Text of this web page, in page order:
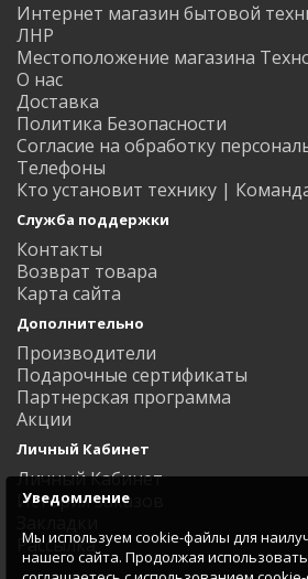
Интернет магазин бытовой
ЛНР
Местоположение магазина
О нас
Доставка
Политика Безопасности
Согласие на обработку
Телефоны
Кто установит технику |
Служба поддержки
Контакты
Возврат товара
Карта сайта
Дополнительно
Производители
Подарочные сертификаты
Партнерская программа
Акции
Личный Кабинет
Личный Кабинет
История заказов
Рассылка
Уведомление
Мы используем cookie-файлы для
нашего сайта. Продолжая